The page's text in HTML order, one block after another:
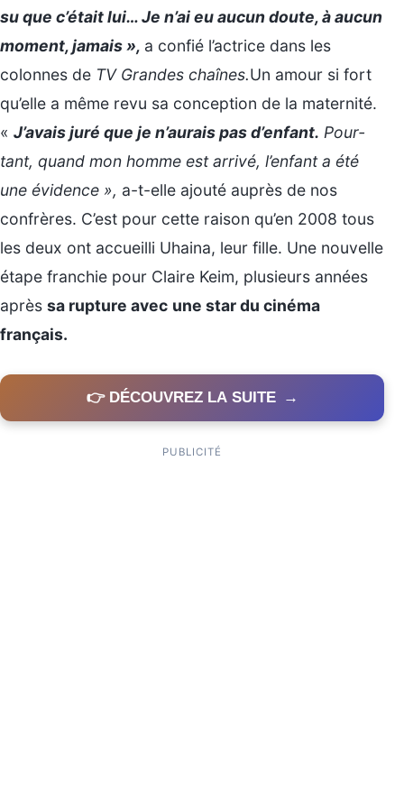
su que c’était lui… Je n’ai eu aucun doute, à aucun
moment, jamais », a confié l’actrice dans les
colonnes de TV Grandes chaînes.Un amour si fort
qu’elle a même revu sa conception de la maternité.
« J’avais juré que je n’au­rais pas d’en­fant. Pour­
tant, quand mon homme est arrivé, l’en­fant a été
une évidence », a-t-elle ajouté auprès de nos
confrères. C’est pour cette raison qu’en 2008 tous
les deux ont accueilli Uhaina, leur fille. Une nouvelle
étape franchie pour Claire Keim, plusieurs années
après sa rupture avec une star du cinéma
français.
👉 DÉCOUVREZ LA SUITE →
PUBLICITÉ